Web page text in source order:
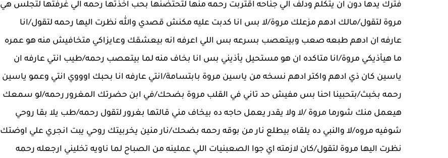
فترك يدها دون ان يتكلم ودلف الي جناحه اقتربت رحمه منها لتحتضنها بحب اخذتها رحمه الي غرفتها لتجلس هي
مروة لتقول/مالك ادهم مزعلك مروة/لا بس انا كدبت عليه مكنش قصدي والله نظرت اليها رحمه لتقول/انا
عارفه ان ادهم طبعه صعب وبيتعصب بسرعه بس اللي اعرفه انه بيعشقك وعايزاكي متخافيش منه هو عمره
ما هيأذيكي مروة/انا متاكده ان هو مستحيل يأذيني بس انا بخاف منه لما بيتعصب رحمه/طيب انتي عارفه ان
ياسين كان ذي ادهم واكتر ادهم نسخه من ياسين مروة بابتسامة/انتي عارفه انا بحبك اوووي انتي وعمو ياسين
رحمه بخبث/بتحبينا احنا بس مفيش حد تاني في القلب مروة بضحك/في ابن حضرتك المغرور رحمه/لو سمعك
هيعمل منك شورما مروة /لا ولا يقدر يعمل حاجه ده بيخاف مني قالتها بغرور لتقول رحمه/طب يلا بقا روحي
شوفيه مروه/لا والنبي ده يلقاه بيطلع نار من بوقه رحمه بضحك/نار منين يخربيتك روحي يبت انجري علي اوضتك
نظرت اليها مروة لتقول/كان لازمته اي جوا الصعبنيات اللي عملينه من الصباح لما ناويه تخليني ارجعله رحمه